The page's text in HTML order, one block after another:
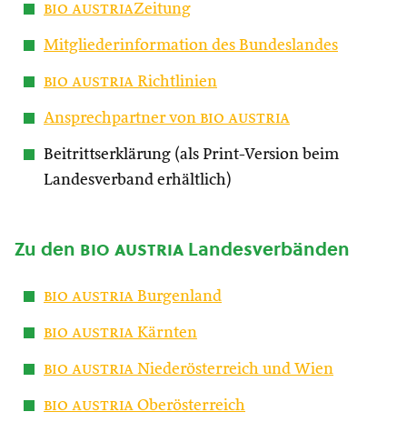
bio austriaZeitung
Mitgliederinformation des Bundeslandes
bio austria Richtlinien
Ansprechpartner von bio austria
Beitrittserklärung (als Print-Version beim
Landesverband erhältlich)
Zu den bio austria Landesverbänden
bio austria Burgenland
bio austria Kärnten
bio austria Niederösterreich und Wien
bio austria Oberösterreich